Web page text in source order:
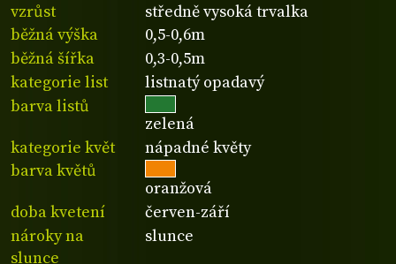
vzrůst
středně vysoká trvalka
běžná výška
0,5-0,6m
běžná šířka
0,3-0,5m
kategorie list
listnatý opadavý
barva listů
zelená
kategorie květ
nápadné květy
barva květů
oranžová
doba kvetení
červen-září
nároky na
slunce
slunce